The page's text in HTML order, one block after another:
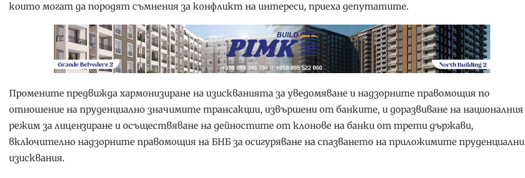
които могат да породят съмнения за конфликт на интереси, приеха депутатите.
Промените предвижда хармонизиране на изискванията за уведомяване и надзорните правомощия по
отношение на пруденциално значимите трансакции, извършени от банките, и доразвиване на националния
режим за лицензиране и осъществяване на дейностите от клонове на банки от трети държави,
включително надзорните правомощия на БНБ за осигуряване на спазването на приложимите пруденциални
изисквания.